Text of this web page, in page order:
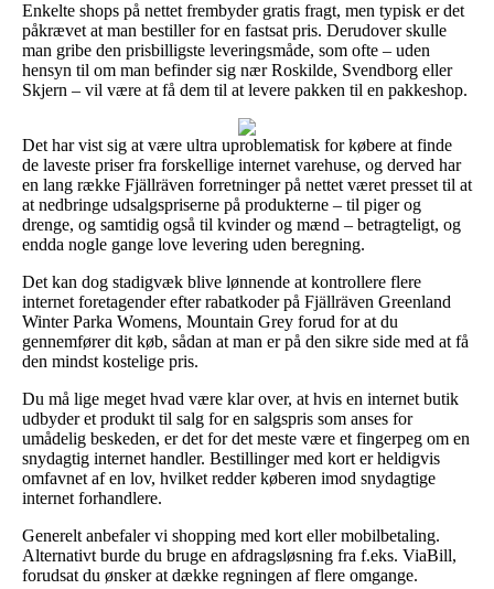
Enkelte shops på nettet frembyder gratis fragt, men typisk er det
påkrævet at man bestiller for en fastsat pris. Derudover skulle
man gribe den prisbilligste leveringsmåde, som ofte – uden
hensyn til om man befinder sig nær Roskilde, Svendborg eller
Skjern – vil være at få dem til at levere pakken til en pakkeshop.
Det har vist sig at være ultra uproblematisk for købere at finde
de laveste priser fra forskellige internet varehuse, og derved har
en lang række Fjällräven forretninger på nettet været presset til at
at nedbringe udsalgspriserne på produkterne – til piger og
drenge, og samtidig også til kvinder og mænd – betragteligt, og
endda nogle gange love levering uden beregning.
Det kan dog stadigvæk blive lønnende at kontrollere flere
internet foretagender efter rabatkoder på Fjällräven Greenland
Winter Parka Womens, Mountain Grey forud for at du
gennemfører dit køb, sådan at man er på den sikre side med at få
den mindst kostelige pris.
Du må lige meget hvad være klar over, at hvis en internet butik
udbyder et produkt til salg for en salgspris som anses for
umådelig beskeden, er det for det meste være et fingerpeg om en
snydagtig internet handler. Bestillinger med kort er heldigvis
omfavnet af en lov, hvilket redder køberen imod snydagtige
internet forhandlere.
Generelt anbefaler vi shopping med kort eller mobilbetaling.
Alternativt burde du bruge en afdragsløsning fra f.eks. ViaBill,
forudsat du ønsker at dække regningen af flere omgange.